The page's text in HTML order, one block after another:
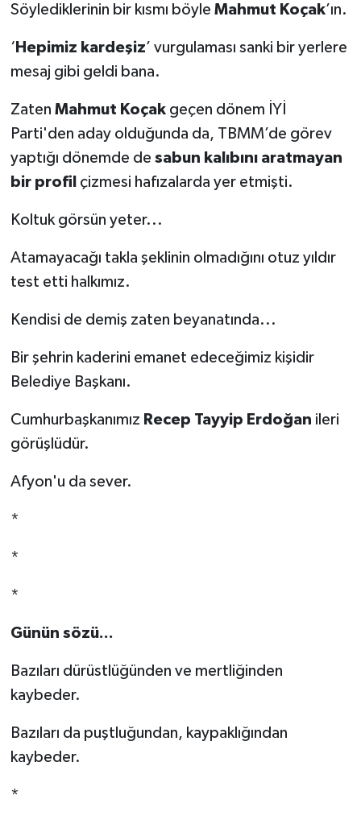
Söylediklerinin bir kısmı böyle Mahmut Koçak’ın.
‘ Hepimiz kardeşiz’ vurgulaması sanki bir yerlere
mesaj gibi geldi bana.
Zaten Mahmut Koçakgeçen dönem İYİ
Parti'den aday olduğunda da, TBMM’de görev
yaptığı dönemde de sabun kalıbını aratmayan
bir profil çizmesi hafızalarda yer etmişti.
Koltuk görsün yeter...
Atamayacağı takla şeklinin olmadığını otuz yıldır
test etti halkımız.
Kendisi de demiş zaten beyanatında...
Bir şehrin kaderini emanet edeceğimiz kişidir
Belediye Başkanı.
Cumhurbaşkanımız Recep Tayyip Erdoğan ileri
görüşlüdür.
Afyon'u da sever.
*
*
*
Günün sözü...
Bazıları dürüstlüğünden ve mertliğinden
kaybeder.
Bazıları da puştluğundan, kaypaklığından
kaybeder.
*